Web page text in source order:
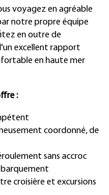
voyagez en agréable
notre propre équipe
en outre de
excellent rapport
en haute mer
:
coordonné, de
sans accroc
croisière et excursions